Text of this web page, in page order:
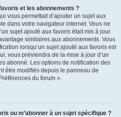
et les abonnements ?
vous permettait d’ajouter un sujet aux
dans votre navigateur internet. Vous ne
sujet ajouté aux favoris était mis à jour.
similaires aux abonnements. Vous
lorsqu’un sujet ajouté aux favoris est
vous préviendra de la mise à jour d’un
abonné. Les options de notification des
être modifiés depuis le panneau de
du forum ».
ou m’abonner à un sujet spécifique ?